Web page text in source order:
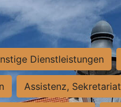
Dienstleistungen
Assistenz, Sekretariat